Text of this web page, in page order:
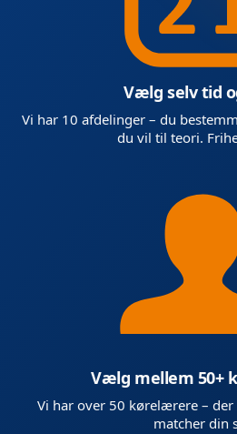
Vælg selv tid
Vi har 10 afdelinger – du
du vil til teori.
Vælg mellem 50+
Vi har over 50 kørelærere –
matcher din